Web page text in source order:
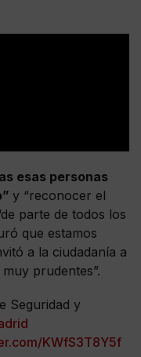
esas personas
y “reconocer el
parte de todos los
que estamos
a la ciudadanía a
prudentes”.
Seguridad y
KWfS3T8Y5f